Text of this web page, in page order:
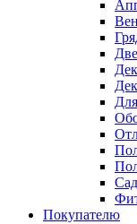
Покупателю